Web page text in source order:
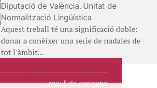
Diputació de València. Unitat de
Normalització Lingüística
Aquest treball té una significació doble:
donar a conèixer una serie de nadales de
tot l'àmbit...